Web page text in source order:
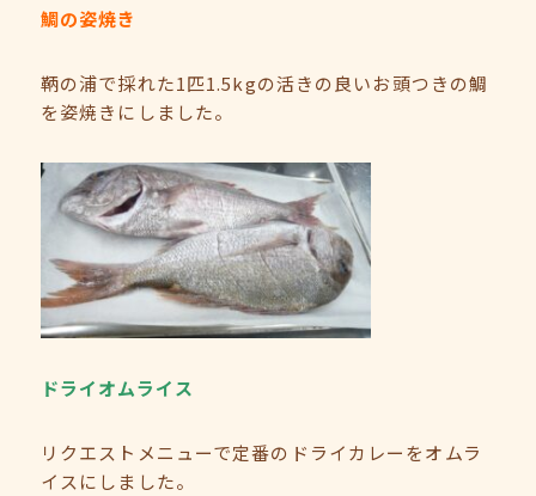
鯛の姿焼き
鞆の浦で採れた1匹1.5kgの活きの良いお頭つきの鯛
を姿焼きにしました。
ドライオムライス
リクエストメニューで定番のドライカレーをオムラ
イスにしました。